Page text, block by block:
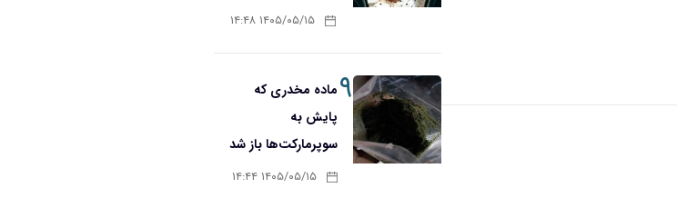
۱۴۰۵/۰۵/۱۵ ۱۴:۴۸
۹ماده مخدری که
پایش به
سوپرمارکت‌ها باز شد
۱۴۰۵/۰۵/۱۵ ۱۴:۴۴